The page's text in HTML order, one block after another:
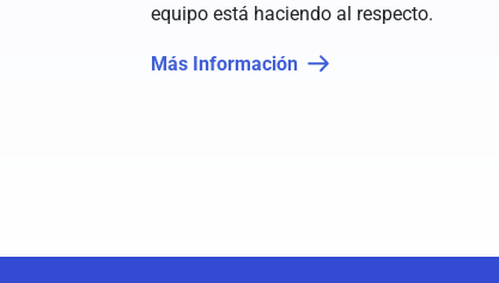
equipo está haciendo al respecto.
Más Información